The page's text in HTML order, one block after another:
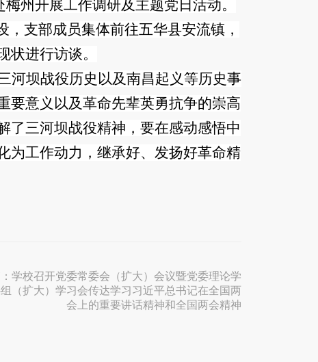
州开展工作调研及主题党日活动。
支部成员集体前往五华县安流镇，
进行访谈。
河坝战役历史以及南昌起义等历史事
要意义以及革命先辈英勇抗争的崇高
了三河坝战役精神，要在感动感悟中
为工作动力，继承好、发扬好革命精
学校召开党委常委会（扩大）会议暨党委理论学
（扩大）学习会​传达学习习近平总书记在全国两
会上的重要讲话精神和全国两会精神